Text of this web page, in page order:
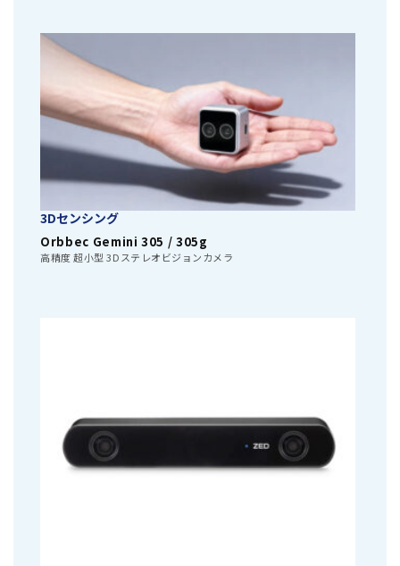
3Dセンシング
Orbbec Gemini 305 / 305g
高精度 超小型 3Dステレオビジョンカメラ